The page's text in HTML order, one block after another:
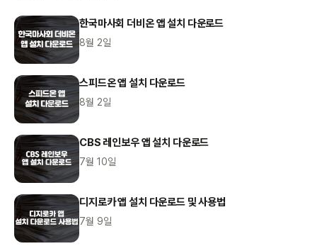
한국마사회 더비온 앱 설치 다운로드
8월 2일
스피드온 앱 설치 다운로드
8월 2일
CBS 레인보우 앱 설치 다운로드
7월 10일
디지로카 앱 설치 다운로드 및 사용법
7월 9일